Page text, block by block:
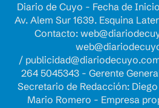
Diario de Cuyo - Fecha de
Av. Alem Sur 1639. Esquina
Contacto:
/
264 5045343 - Gerente
Secretario de Redacción:
Mario Romero - Empresa